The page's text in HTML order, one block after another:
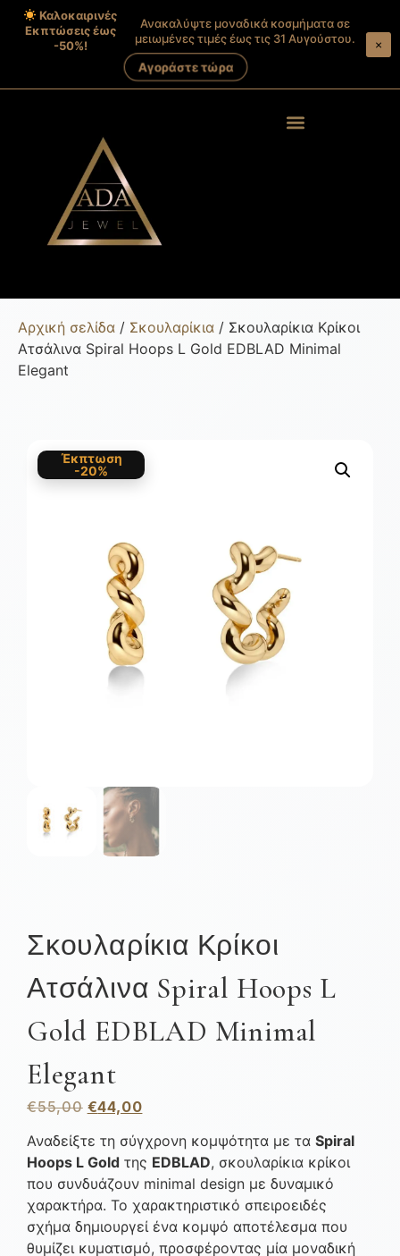
Καλοκαιρινές
Εκπτώσεις έως
-50%!
Ανακαλύψτε μοναδικά κοσμήματα σε
μειωμένες τιμές έως τις 31 Αυγούστου.
Αγοράστε τώρα
×
Αρχική σελίδα / Σκουλαρίκια / Σκουλαρίκια Κρίκοι
Ατσάλινα Spiral Hoops L Gold EDBLAD Minimal
Elegant
Έκπτωση
-20%
Σκουλαρίκια Κρίκοι
Ατσάλινα Spiral Hoops L
Gold EDBLAD Minimal
Elegant
€55,00 €44,00
Αναδείξτε τη σύγχρονη κομψότητα με τα Spiral
Hoops L Gold της EDBLAD, σκουλαρίκια κρίκοι
που συνδυάζουν minimal design με δυναμικό
χαρακτήρα. Το χαρακτηριστικό σπειροειδές
σχήμα δημιουργεί ένα κομψό αποτέλεσμα που
θυμίζει κυματισμό, προσφέροντας μία μοναδική